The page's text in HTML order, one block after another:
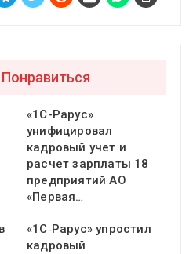
«1С-Рарус»
унифицировал
кадровый учет и
расчет зарплаты 18
предприятий АО
«Первая…
«1С‑Рарус» упростил
кадровый